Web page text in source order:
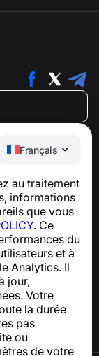
Français
au traitement
informations
que vous
. Ce
du
et à
Analytics. Il
jour,
Votre
la durée
pas
ou
de votre
protège contre
messages
au RGPD :